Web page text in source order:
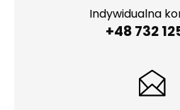
Indywidualna
+48 732